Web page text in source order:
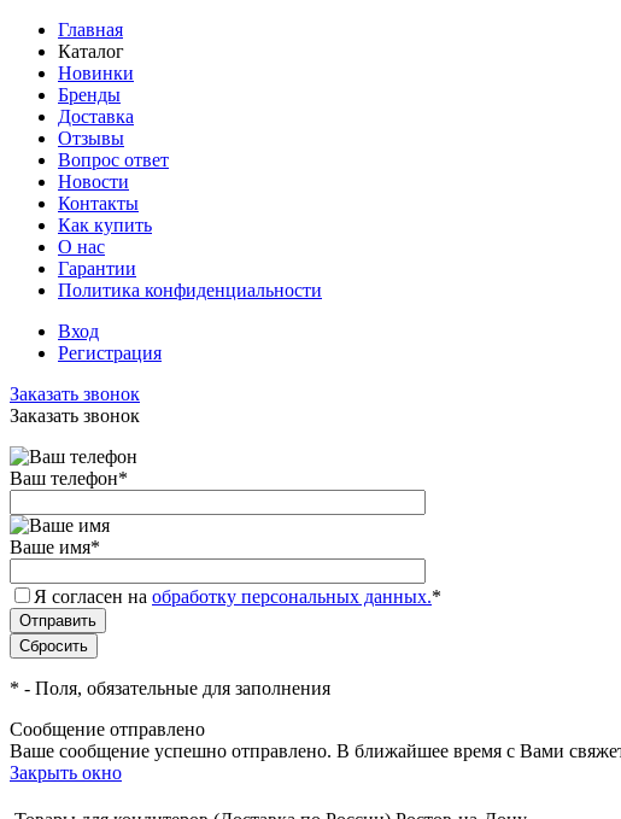
Главная
Каталог
Новинки
Бренды
Доставка
Отзывы
Вопрос ответ
Новости
Контакты
Как купить
О нас
Гарантии
Политика конфиденциальности
Вход
Регистрация
Заказать звонок
Заказать звонок
Ваш телефон*
Ваше имя*
Я согласен на обработку персональных данных.*
* - Поля, обязательные для заполнения
Сообщение отправлено
Ваше сообщение успешно отправлено. В ближайшее время с Вами
Закрыть окно